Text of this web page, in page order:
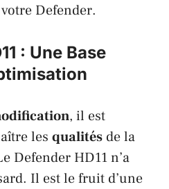
Defender.
: Une Base
, il est
les qualités de la
Defender HD11n’a
Il est le fruit d’une